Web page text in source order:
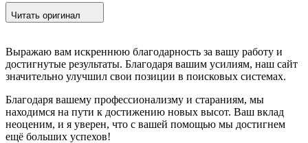
Читать оригинал
Выражаю вам искреннюю благодарность за вашу работу и
достигнутые результаты. Благодаря вашим усилиям, наш сайт
значительно улучшил свои позиции в поисковых системах.
Благодаря вашему профессионализму и стараниям, мы
находимся на пути к достижению новых высот. Ваш вклад
неоценим, и я уверен, что с вашей помощью мы достигнем
ещё больших успехов!